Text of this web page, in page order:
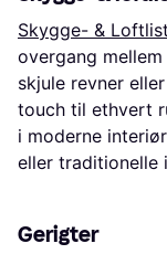
Skygge- &
overgang
skjule revner
touch til ethvert
i moderne
eller traditionelle
Gerigter